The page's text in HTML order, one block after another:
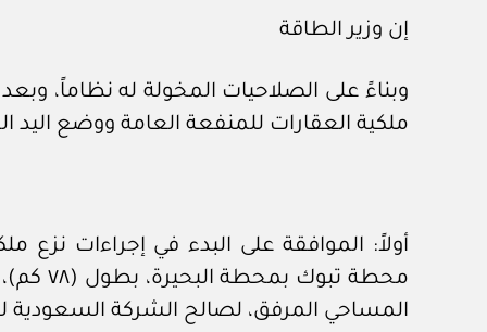
إن وزير الطاقة
ملكية العقارات للمنفعة العامة ووضع اليد
المساحي المرفق، لصالح الشركة السعودية